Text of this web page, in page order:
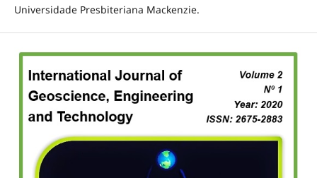
Universidade Presbiteriana Mackenzie.